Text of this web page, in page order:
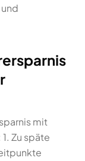
mit
Zu späte